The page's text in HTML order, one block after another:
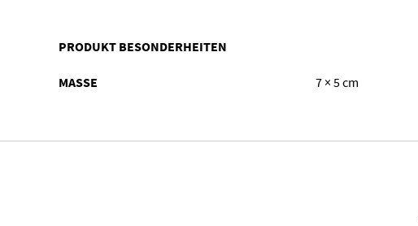
PRODUKT BESONDERHEITEN
MASSE 7 × 5 cm